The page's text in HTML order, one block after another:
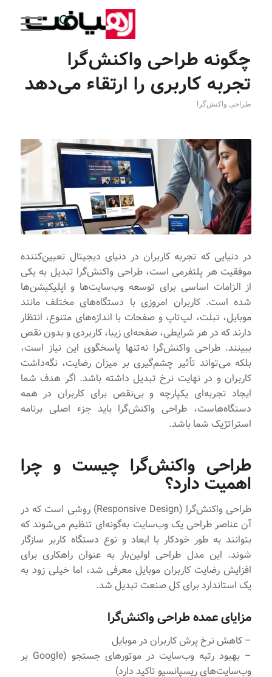
چگونه طراحی واکنش‌گرا
تجربه کاربری را ارتقاء می‌دهد
طراحی واکنش‌گرا
در دنیایی که تجربه کاربران در دنیای دیجیتال تعیین‌کننده
موفقیت هر پلتفرمی است، طراحی واکنش‌گرا تبدیل به یکی
از الزامات اساسی برای توسعه وب‌سایت‌ها و اپلیکیشن‌ها
شده است. کاربران امروزی با دستگاه‌های مختلف مانند
موبایل، تبلت، لپ‌تاپ و صفحات با اندازه‌های متنوع، انتظار
دارند که در هر شرایطی، صفحه‌ای زیبا، کاربردی و بدون نقص
ببینند. طراحی واکنش‌گرا نه‌تنها پاسخگوی این نیاز است،
بلکه می‌تواند تأثیر چشم‌گیری بر میزان رضایت، نگه‌داشت
کاربران و در نهایت نرخ تبدیل داشته باشد. اگر هدف شما
ایجاد تجربه‌ای یکپارچه و بی‌نقص برای کاربران در همه
دستگاه‌هاست، طراحی واکنش‌گرا باید جزء اصلی برنامه‌
استراتژیک شما باشد.
طراحی واکنش‌گرا چیست و چرا
اهمیت دارد؟
طراحی واکنش‌گرا (Responsive Design) روشی است که در
آن عناصر طراحی یک وب‌سایت به‌گونه‌ای تنظیم می‌شوند که
بتوانند به طور خودکار با ابعاد و نوع دستگاه کاربر سازگار
شوند. این مدل طراحی اولین‌بار به عنوان راهکاری برای
افزایش رضایت کاربران موبایل معرفی شد، اما خیلی زود به
یک استاندارد برای کل صنعت تبدیل شد.
مزایای عمده طراحی واکنش‌گرا
– کاهش نرخ پرش کاربران در موبایل
– بهبود رتبه وب‌سایت در موتورهای جستجو (Google بر
وب‌سایت‌های ریسپانسیو تاکید دارد)